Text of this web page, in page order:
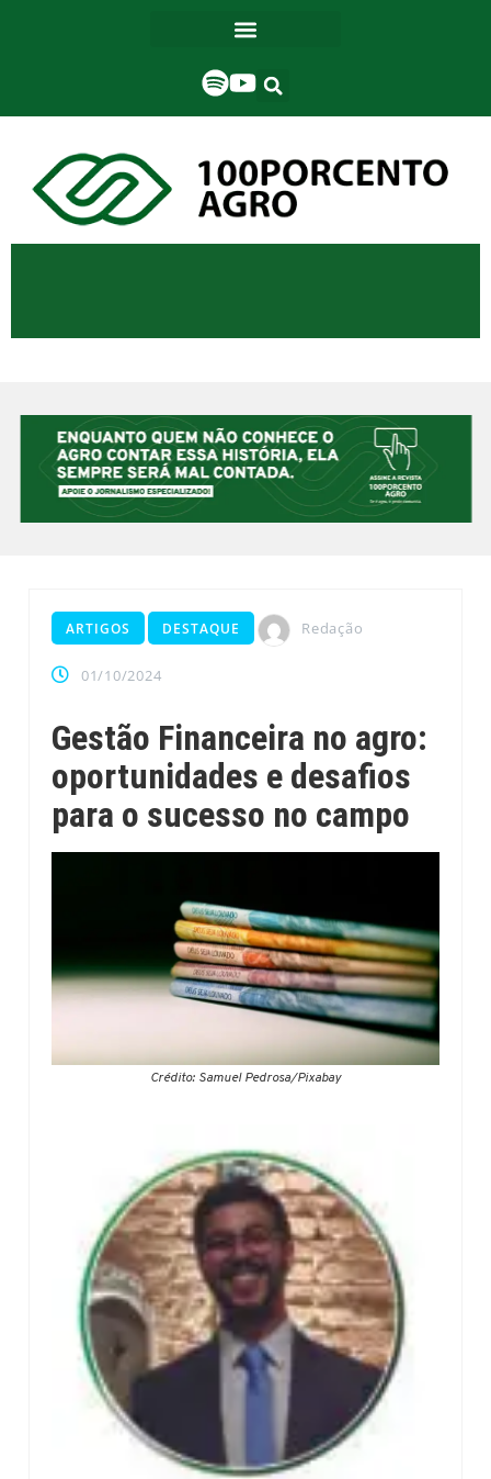
ARTIGOS DESTAQUE Redação
01/10/2024
Gestão Financeira no agro:
oportunidades e desafios
para o sucesso no campo
Crédito: Samuel Pedrosa/Pixabay